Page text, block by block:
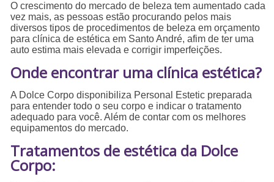
O crescimento do mercado de beleza tem aumentado cada
vez mais, as pessoas estão procurando pelos mais
diversos tipos de procedimentos de beleza em orçamento
para clínica de estética em Santo André, afim de ter uma
auto estima mais elevada e corrigir imperfeições.
Onde encontrar uma clínica estética?
A Dolce Corpo disponibiliza Personal Estetic preparada
para entender todo o seu corpo e indicar o tratamento
adequado para você. Além de contar com os melhores
equipamentos do mercado.
Tratamentos de estética da Dolce
Corpo: